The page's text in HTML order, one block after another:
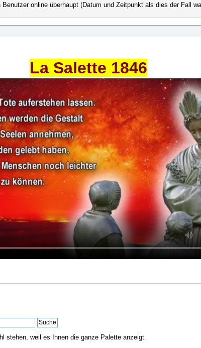
online überhaupt (Datum und Zeitpunkt als dies der Fall
La Salette 1846
stehen, weil es Ihnen die ganze Palette anzeigt.